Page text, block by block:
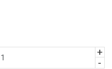
+
-